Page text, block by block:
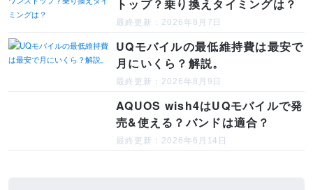
トップ？乗り換えタイミングは？
最終更新：2026年8月7日
UQモバイルの最低維持費は最安で
月にいくら？解説。
最終更新：2026年8月9日
AQUOS wish4はUQモバイルで発
売&使える？バンドは適合？
最終更新：2026年6月14日